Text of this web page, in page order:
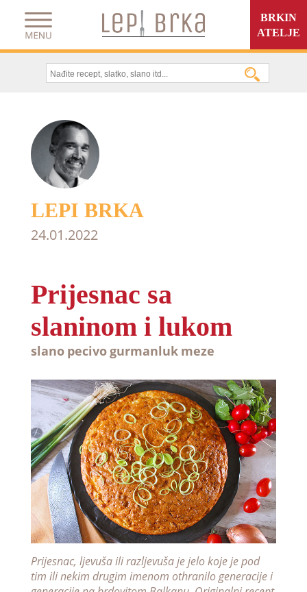
BRKIN
ATELJE
LEPI BRKA
24.01.2022
Prijesnac sa
slaninom i lukom
slano pecivo gurmanluk meze
Prijesnac, ljevuša ili razljevuša je jelo koje je pod
tim ili nekim drugim imenom othranilo generacije i